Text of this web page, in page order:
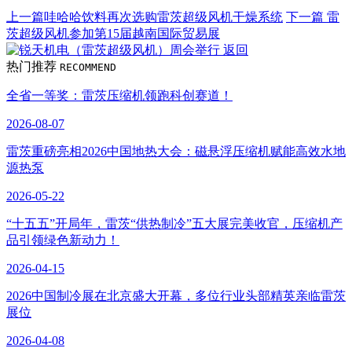
上一篇哇哈哈饮料再次选购雷茨超级风机干燥系统 下一篇 雷
茨超级风机参加第15届越南国际贸易展
返回
热门推荐 RECOMMEND
全省一等奖：雷茨压缩机领跑科创赛道！
2026-08-07
雷茨重磅亮相2026中国地热大会：磁悬浮压缩机赋能高效水地
源热泵
2026-05-22
“十五五”开局年，雷茨“供热制冷”五大展完美收官，压缩机产
品引领绿色新动力！
2026-04-15
2026中国制冷展在北京盛大开幕，多位行业头部精英亲临雷茨
展位
2026-04-08